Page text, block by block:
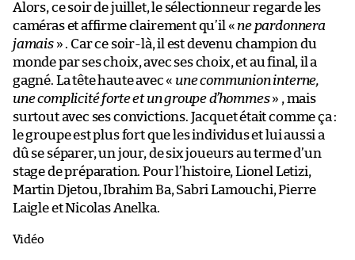
Alors, ce soir de juillet, le sélectionneur regarde les
caméras et affirme clairement qu’il « ne pardonnera
jamais» . Car ce soir-là, il est devenu champion du
monde par ses choix, avec ses choix, et au final, il a
gagné. La tête haute avec « une communion interne,
une complicité forte et un groupe d’hommes» , mais
surtout avec ses convictions. Jacquet était comme ça :
le groupe est plus fort que les individus et lui aussi a
dû se séparer, un jour, de six joueurs au terme d’un
stage de préparation. Pour l’histoire, Lionel Letizi,
Martin Djetou, Ibrahim Ba, Sabri Lamouchi, Pierre
Laigle et Nicolas Anelka.
Vidéo